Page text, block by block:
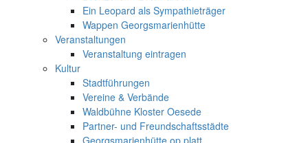
Ein Leopard als Sympathieträger
Wappen Georgsmarienhütte
Veranstaltungen
Veranstaltung eintragen
Kultur
Stadtführungen
Vereine & Verbände
Waldbühne Kloster Oesede
Partner- und Freundschaftsstädte
Georgsmarienhütte op platt